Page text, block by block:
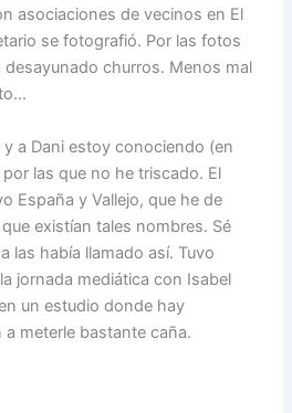
asociaciones de vecinos en El
se fotografió. Por las fotos
churros. Menos mal
y a Dani estoy conociendo (en
las que no he triscado. El
España y Vallejo, que he de
existían tales nombres. Sé
las había llamado así. Tuvo
jornada mediática con Isabel
un estudio donde hay
meterle bastante caña.